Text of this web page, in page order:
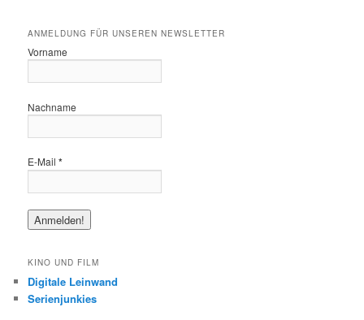
ANMELDUNG FÜR UNSEREN NEWSLETTER
Vorname
Nachname
E-Mail*
KINO UND FILM
Digitale Leinwand
Serienjunkies